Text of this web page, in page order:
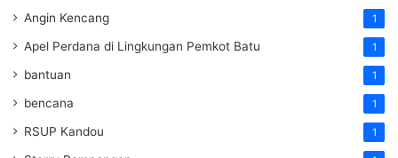
Angin Kencang 1
Apel Perdana di Lingkungan Pemkot Batu 1
bantuan 1
bencana 1
RSUP Kandou 1